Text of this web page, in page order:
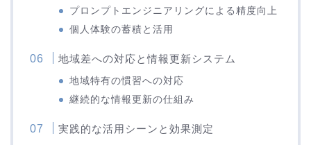
プロンプトエンジニアリングによる精度向上
個人体験の蓄積と活用
地域差への対応と情報更新システム
地域特有の慣習への対応
継続的な情報更新の仕組み
実践的な活用シーンと効果測定